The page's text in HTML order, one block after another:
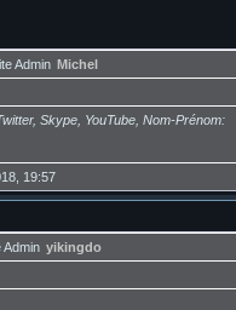
Admin Michel
Skype, YouTube, Nom-Prénom
19:57
Admin yikingdo